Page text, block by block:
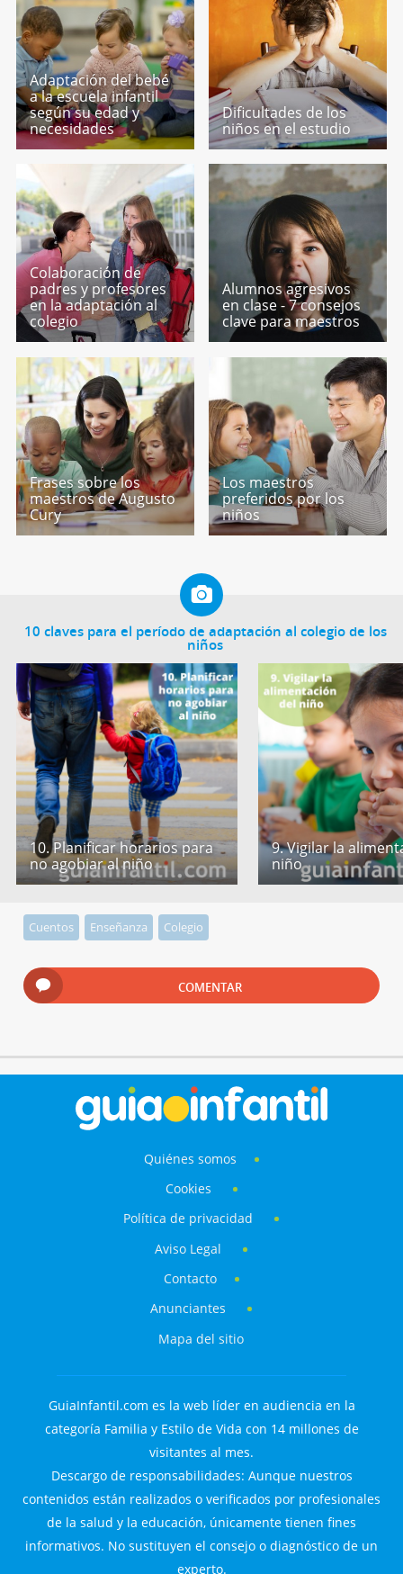
Adaptación del bebé
a la escuela infantil
según su edad y
necesidades
Dificultades de los
niños en el estudio
Colaboración de
padres y profesores
en la adaptación al
colegio
Alumnos agresivos
en clase - 7 consejos
clave para maestros
Frases sobre los
maestros de Augusto
Cury
Los maestros
preferidos por los
niños
10 claves para el período de adaptación al colegio de los
niños
10. Planificar horarios para
no agobiar al niño
9. Vigilar la
niño
Cuentos Enseñanza Colegio
COMENTAR
Quiénes somos
Cookies
Política de privacidad
Aviso Legal
Contacto
Anunciantes
Mapa del sitio
GuiaInfantil.com es la web líder en audiencia en la
categoría Familia y Estilo de Vida con 14 millones de
visitantes al mes.
Descargo de responsabilidades: Aunque nuestros
contenidos están realizados o verificados por profesionales
de la salud y la educación, únicamente tienen fines
informativos. No sustituyen el consejo o diagnóstico de un
experto.